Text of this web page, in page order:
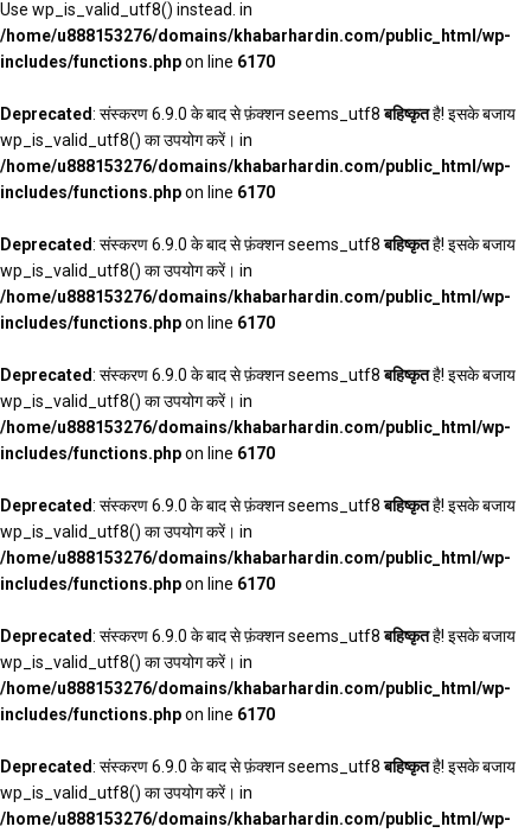
Use wp_is_valid_utf8() instead. in
/home/u888153276/domains/khabarhardin.com/public_html/wp-
includes/functions.phpon line 6170
Deprecated: संस्करण 6.9.0 के बाद से फ़ंक्शन seems_utf8बहिष्कृतहै! इसके बजाय
wp_is_valid_utf8() का उपयोग करें। in
/home/u888153276/domains/khabarhardin.com/public_html/wp-
includes/functions.phpon line 6170
Deprecated: संस्करण 6.9.0 के बाद से फ़ंक्शन seems_utf8बहिष्कृतहै! इसके बजाय
wp_is_valid_utf8() का उपयोग करें। in
/home/u888153276/domains/khabarhardin.com/public_html/wp-
includes/functions.phpon line 6170
Deprecated: संस्करण 6.9.0 के बाद से फ़ंक्शन seems_utf8बहिष्कृतहै! इसके बजाय
wp_is_valid_utf8() का उपयोग करें। in
/home/u888153276/domains/khabarhardin.com/public_html/wp-
includes/functions.phpon line 6170
Deprecated: संस्करण 6.9.0 के बाद से फ़ंक्शन seems_utf8बहिष्कृतहै! इसके बजाय
wp_is_valid_utf8() का उपयोग करें। in
/home/u888153276/domains/khabarhardin.com/public_html/wp-
includes/functions.phpon line 6170
Deprecated: संस्करण 6.9.0 के बाद से फ़ंक्शन seems_utf8बहिष्कृतहै! इसके बजाय
wp_is_valid_utf8() का उपयोग करें। in
/home/u888153276/domains/khabarhardin.com/public_html/wp-
includes/functions.phpon line 6170
Deprecated: संस्करण 6.9.0 के बाद से फ़ंक्शन seems_utf8बहिष्कृतहै! इसके बजाय
wp_is_valid_utf8() का उपयोग करें। in
/home/u888153276/domains/khabarhardin.com/public_html/wp-